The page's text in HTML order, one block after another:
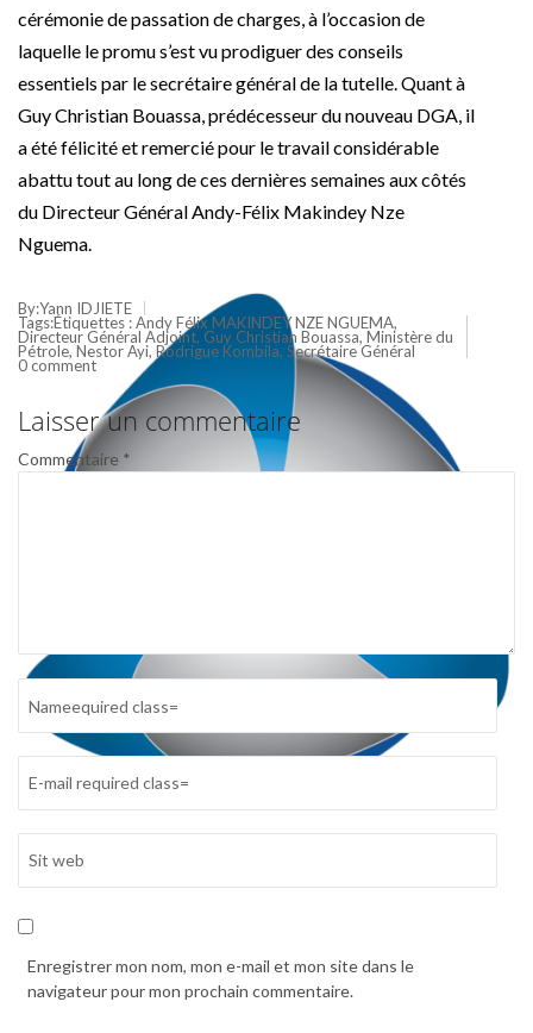
cérémonie de passation de charges, à l’occasion de
laquelle le promu s’est vu prodiguer des conseils
essentiels par le secrétaire général de la tutelle. Quant à
Guy Christian Bouassa, prédécesseur du nouveau DGA, il
a été félicité et remercié pour le travail considérable
abattu tout au long de ces dernières semaines aux côtés
du Directeur Général Andy-Félix Makindey Nze
Nguema.
By:Yann IDJIETE
Tags:Étiquettes :Andy Félix MAKINDEY NZE NGUEMA,
Directeur Général Adjoint, Guy Christian Bouassa, Ministère du
Pétrole, Nestor Ayi, Rodrigue Kombila, Secrétaire Général
0 comment
Laisser un commentaire
Commentaire *
Enregistrer mon nom, mon e-mail et mon site dans le
navigateur pour mon prochain commentaire.